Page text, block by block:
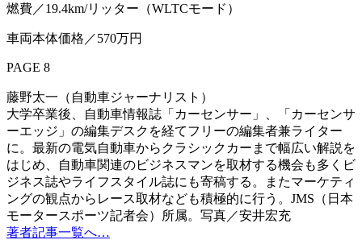
燃費／19.4km/リッター（WLTCモード）
車両本体価格／570万円
PAGE 8
藤野太一（自動車ジャーナリスト）
大学卒業後、自動車情報誌「カーセンサー」、「カーセンサ
ーエッジ」の編集デスクを経てフリーの編集者兼ライター
に。最新の電気自動車からクラシックカーまで幅広い解説を
はじめ、自動車関連のビジネスマンを取材する機会も多くビ
ジネス誌やライフスタイル誌にも寄稿する。またマーケティ
ングの観点からレース取材なども積極的に行う。JMS（日本
モータースポーツ記者会）所属。写真／安井宏充
著者記事一覧へ…